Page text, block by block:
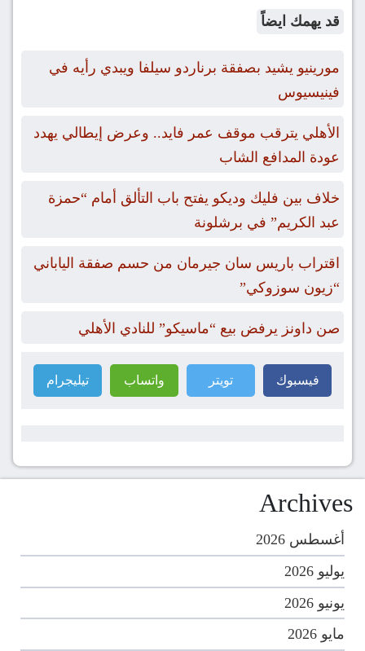
قد يهمك ايضاً
مورينيو يشيد بصفقة برناردو سيلفا ويبدي رأيه في
فينيسيوس
الأهلي يترقب موقف عمر فايد.. وعرض إيطالي يهدد
عودة المدافع الشاب
خلاف بين فليك وديكو يفتح باب التألق أمام “حمزة
عبد الكريم” في برشلونة
اقتراب باريس سان جيرمان من حسم صفقة الياباني
“زيون سوزوكي”
صن داونز يرفض بيع “ماسيكو” للنادي الأهلي
فيسبوك تويتر واتساب تيليجرام
Archives
أغسطس 2026
يوليو 2026
يونيو 2026
مايو 2026